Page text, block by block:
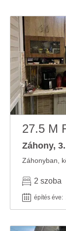
27.5 M
Záhony,
2 szoba
építés éve: